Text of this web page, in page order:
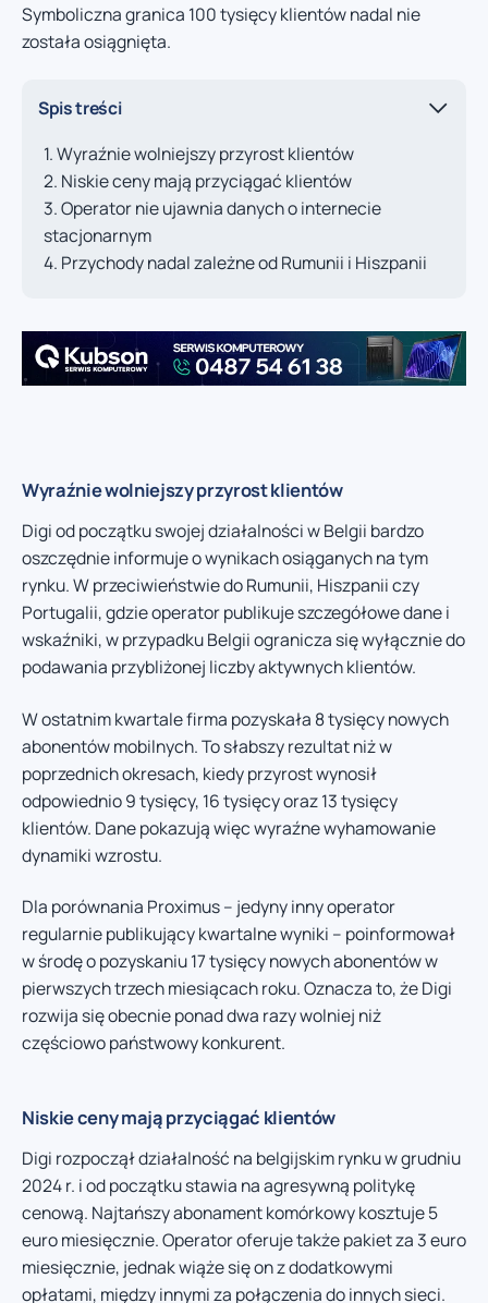
Symboliczna granica 100 tysięcy klientów nadal nie
została osiągnięta.
Spis treści
Wyraźnie wolniejszy przyrost klientów
Niskie ceny mają przyciągać klientów
Operator nie ujawnia danych o internecie
stacjonarnym
Przychody nadal zależne od Rumunii i Hiszpanii
Wyraźnie wolniejszy przyrost klientów
Digi od początku swojej działalności w Belgii bardzo
oszczędnie informuje o wynikach osiąganych na tym
rynku. W przeciwieństwie do Rumunii, Hiszpanii czy
Portugalii, gdzie operator publikuje szczegółowe dane i
wskaźniki, w przypadku Belgii ogranicza się wyłącznie do
podawania przybliżonej liczby aktywnych klientów.
W ostatnim kwartale firma pozyskała 8 tysięcy nowych
abonentów mobilnych. To słabszy rezultat niż w
poprzednich okresach, kiedy przyrost wynosił
odpowiednio 9 tysięcy, 16 tysięcy oraz 13 tysięcy
klientów. Dane pokazują więc wyraźne wyhamowanie
dynamiki wzrostu.
Dla porównania Proximus – jedyny inny operator
regularnie publikujący kwartalne wyniki – poinformował
w środę o pozyskaniu 17 tysięcy nowych abonentów w
pierwszych trzech miesiącach roku. Oznacza to, że Digi
rozwija się obecnie ponad dwa razy wolniej niż
częściowo państwowy konkurent.
Niskie ceny mają przyciągać klientów
Digi rozpoczął działalność na belgijskim rynku w grudniu
2024 r. i od początku stawia na agresywną politykę
cenową. Najtańszy abonament komórkowy kosztuje 5
euro miesięcznie. Operator oferuje także pakiet za 3 euro
miesięcznie, jednak wiąże się on z dodatkowymi
opłatami, między innymi za połączenia do innych sieci.